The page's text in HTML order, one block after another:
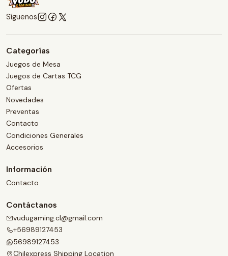
Síguenos
Categorías
Juegos de Mesa
Juegos de Cartas TCG
Ofertas
Novedades
Preventas
Contacto
Condiciones Generales
Accesorios
Información
Contacto
Contáctanos
vudugaming.cl@gmail.com
+56989127453
56989127453
Chilexpress Shipping Location